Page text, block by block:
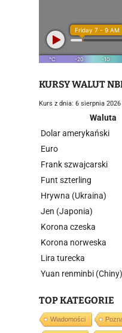
KURSY WALUT
Kurs z dnia: 6 sierpnia 2026
Waluta
Dolar amerykański
Euro
Frank szwajcarski
Funt szterling
Hrywna (Ukraina)
Jen (Japonia)
Korona czeska
Korona norweska
Lira turecka
Yuan renminbi (Chiny)
TOP KATEGORIE
Wiadomości